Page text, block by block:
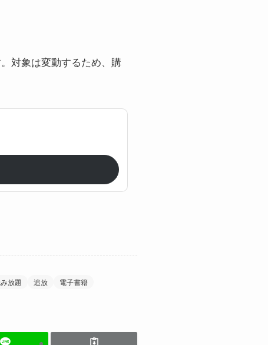
対象は変動するため、購
放題 追放 電子書籍